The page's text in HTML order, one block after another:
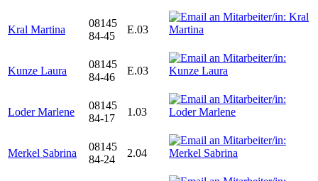
Kral Martina
08145
84-45
E.03
Kunze Laura
08145
84-46
E.03
Loder Marlene
08145
84-17
1.03
Merkel Sabrina
08145
84-24
2.04